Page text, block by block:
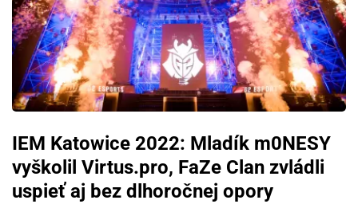
IEM Katowice 2022: Mladík m0NESY
vyškolil Virtus.pro, FaZe Clan zvládli
uspieť aj bez dlhoročnej opory